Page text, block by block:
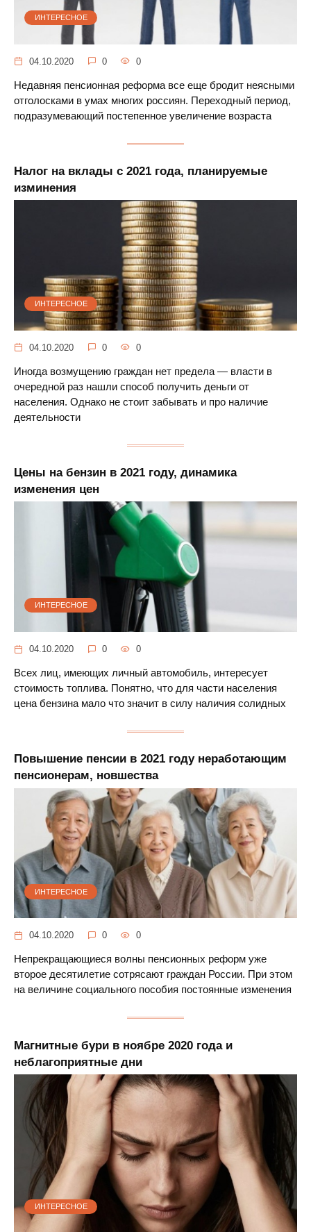
ИНТЕРЕСНОЕ
04.10.2020 0 0
Недавняя пенсионная реформа все еще бродит неясными
отголосками в умах многих россиян. Переходный период,
подразумевающий постепенное увеличение возраста
Налог на вклады с 2021 года, планируемые
изминения
ИНТЕРЕСНОЕ
04.10.2020 0 0
Иногда возмущению граждан нет предела — власти в
очередной раз нашли способ получить деньги от
населения. Однако не стоит забывать и про наличие
деятельности
Цены на бензин в 2021 году, динамика
изменения цен
ИНТЕРЕСНОЕ
04.10.2020 0 0
Всех лиц, имеющих личный автомобиль, интересует
стоимость топлива. Понятно, что для части населения
цена бензина мало что значит в силу наличия солидных
Повышение пенсии в 2021 году неработающим
пенсионерам, новшества
ИНТЕРЕСНОЕ
04.10.2020 0 0
Непрекращающиеся волны пенсионных реформ уже
второе десятилетие сотрясают граждан России. При этом
на величине социального пособия постоянные изменения
Магнитные бури в ноябре 2020 года и
неблагоприятные дни
ИНТЕРЕСНОЕ